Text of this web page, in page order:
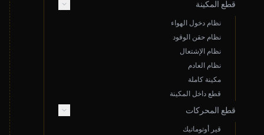
قطع المكينة
نظام دخول الهواء
نظام حقن الوقود
نظام الإشتعال
نظام العادم
مكينة كاملة
قطع داخل المكينة
قطع المحركات
قير أوتوماتيك
لا توجد نتائج مطابقة لبحثك
قم بتغيير معايير البحث أو قدم طلب خاص